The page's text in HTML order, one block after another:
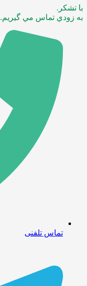
با تشکر.
به زودي تماس مي گيريم.
تماس تلفنی